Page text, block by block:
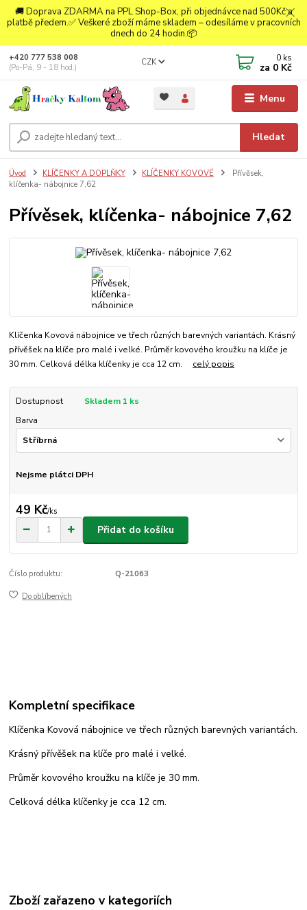
🚚 Doprava ZDARMA na PPL Shop-Box, při objednávce nad 500Kč a
platbě předem.✅ Veškeré zboží máme skladem – odesíláme v pracovních
dnech do 24 hodin.📦
Menu
CZK
Hledat
+420 777 538 008
(Po-Pá, 9 - 18 hod.)
0 ks
za 0 Kč
Úvod KLÍČENKY A DOPLŇKY KLÍČENKY KOVOVÉ
Přívěsek,
klíčenka- nábojnice 7,62
Přívěsek, klíčenka- nábojnice 7,62
Klíčenka Kovová nábojnice ve třech různých barevných variantách. Krásný
přívěšek na klíče pro malé i velké. Průměr kovového kroužku na klíče je
30 mm. Celková délka klíčenky je cca 12 cm. celý popis
Dostupnost
Skladem 1 ks
Barva
Nejsme plátci DPH
49 Kč/ks
Přidat do košíku
Číslo produktu: Q-21063
Do oblíbených
Kompletní specifikace
Klíčenka Kovová nábojnice ve třech různých barevných variantách.
Krásný přívěšek na klíče pro malé i velké.
Průměr kovového kroužku na klíče je 30 mm.
Celková délka klíčenky je cca 12 cm.
Zboží zařazeno v kategoriích